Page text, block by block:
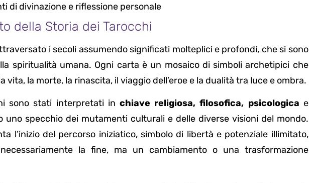
di divinazione e riflessione personale
della Storia dei Tarocchi
i secoli assumendo significati molteplici e profondi, che si sono
spiritualità umana. Ogni carta è un mosaico di simboli archetipici che
la morte, la rinascita, il viaggio dell’eroe e la dualità tra luce e ombra.
sono stati interpretati in chiave religiosa, filosofica, psicologica e
uno specchio dei mutamenti culturali e delle diverse visioni del mondo.
l’inizio del percorso iniziatico, simbolo di libertà e potenziale illimitato,
la fine, ma un cambiamento o una trasformazione